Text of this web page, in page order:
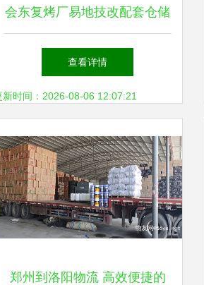
会东复烤厂易地技改配套仓储
中心正式投用 优化货物仓储
服务
查看详情
新时间：2026-08-06 12:07:21
郑州到洛阳物流 高效便捷的